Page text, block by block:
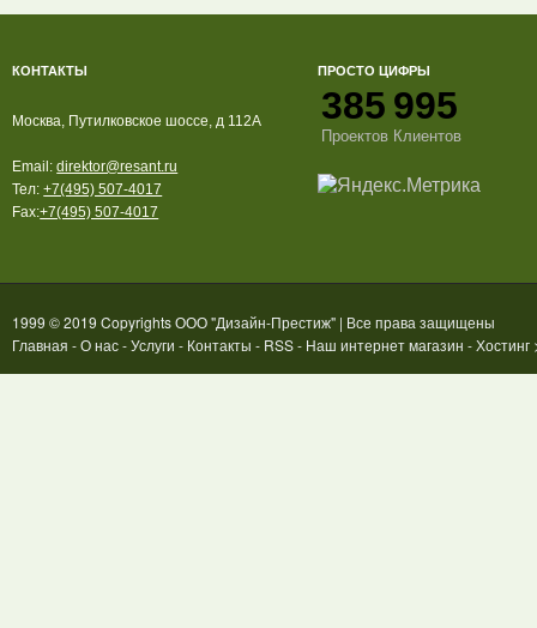
КОНТАКТЫ
Москва, Путилковское шоссе, д 112А
Email: direktor@resant.ru
Тел: +7(495) 507-4017
Fax:+7(495) 507-4017
ПРОСТО ЦИФРЫ
385
Проектов
995
Клиентов
1999 © 2019 CopyrightsООО "Дизайн-Престиж" | Все права защищены
Главная -О нас-Услуги - Контакты - RSS- Наш интернет магазин -Хостинг